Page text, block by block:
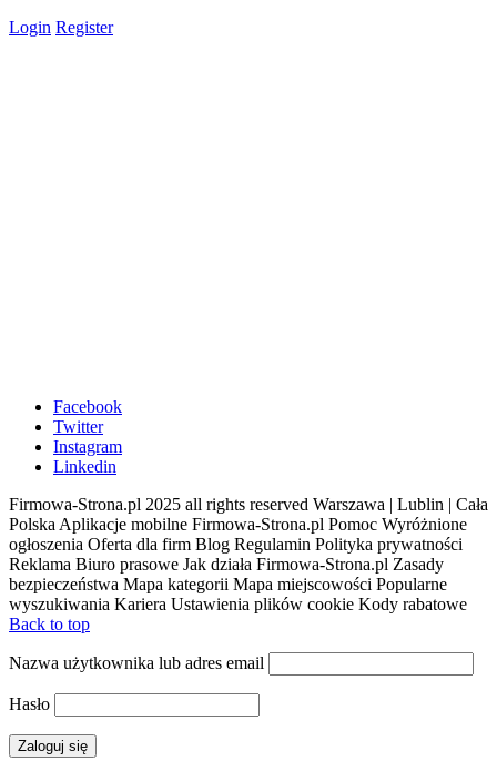
Login Register
Facebook
Twitter
Instagram
Linkedin
Firmowa-Strona.pl 2025 all rights reserved Warszawa | Lublin | Cała
Polska Aplikacje mobilne Firmowa-Strona.pl Pomoc Wyróżnione
ogłoszenia Oferta dla firm Blog Regulamin Polityka prywatności
Reklama Biuro prasowe Jak działa Firmowa-Strona.pl Zasady
bezpieczeństwa Mapa kategorii Mapa miejscowości Popularne
wyszukiwania Kariera Ustawienia plików cookie Kody rabatowe
Back to top
Nazwa użytkownika lub adres email
Hasło